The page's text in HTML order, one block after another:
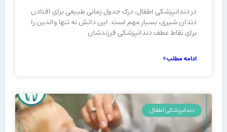
در دندانپزشکی اطفال، درک جدول زمانی طبیعی برای افتادن
دندان شیری، بسیار مهم است. این دانش نه تنها والدین را
برای نقاط عطف دندانپزشکی فرزندشان
ادامه مطلب »
دندانپزشکی اطفال